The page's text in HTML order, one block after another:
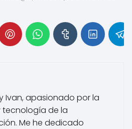
Ivan, apasionado por la
tecnología de la
Me he dedicado